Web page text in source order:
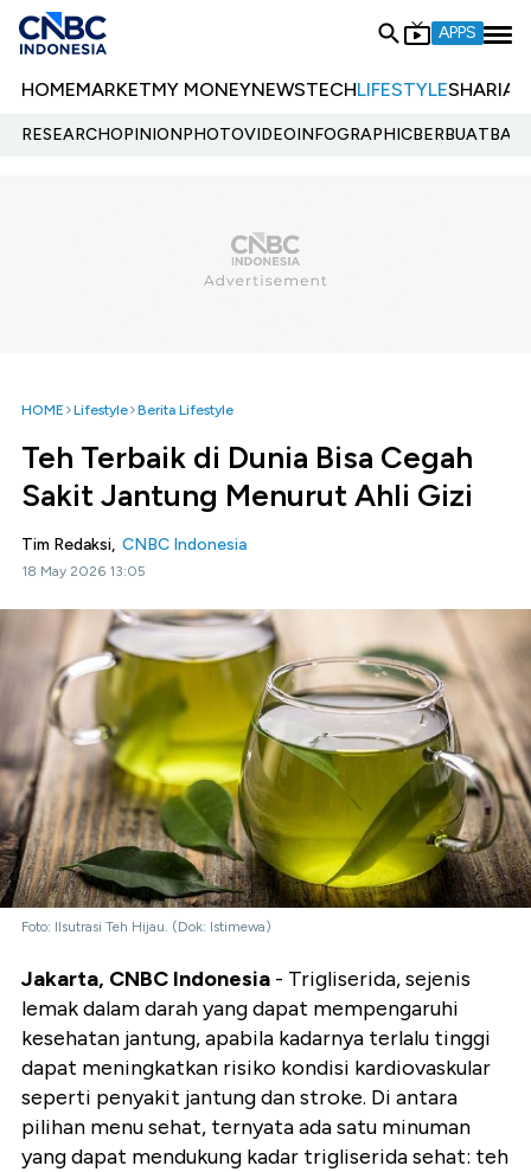
APPS
HOMEMARKETMY MONEYNEWSTECHLIFESTYLESHARIA
RESEARCHOPINIONPHOTOVIDEOINFOGRAPHIC
HOME Lifestyle Berita Lifestyle
Teh Terbaik di Dunia Bisa Cegah
Sakit Jantung Menurut Ahli Gizi
Tim Redaksi, CNBC Indonesia
18 May 2026 13:05
Foto: Ilsutrasi Teh Hijau. (Dok: Istimewa)
Jakarta, CNBC Indonesia - Trigliserida, sejenis
lemak dalam darah yang dapat mempengaruhi
kesehatan jantung, apabila kadarnya terlalu tinggi
dapat meningkatkan risiko kondisi kardiovaskular
seperti penyakit jantung dan stroke. Di antara
pilihan menu sehat, ternyata ada satu minuman
yang dapat mendukung kadar trigliserida sehat: teh